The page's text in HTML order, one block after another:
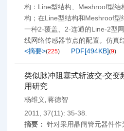
构：Line型结构、Meshroof型结
构；在Line型结构和Meshroof型
一种2-覆盖、2-连通的Line-2型
线网络传感器节点的配置。仿真
<摘要>(225) PDF[494KB](9)
类似脉冲阻塞式斩波交-交变
用研究
杨维义 , 蒋德智
2011, 37(11): 35-38.
摘要： 针对采用晶闸管元器件